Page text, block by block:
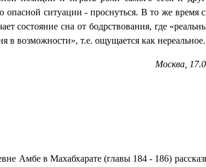
опасной ситуации - проснуться. В то же
состояние сна от бодрствования, где
в возможности», т.е. ощущается как нереальное.
Москва,
Амбе в Махабхарате (главы 184 - 186)